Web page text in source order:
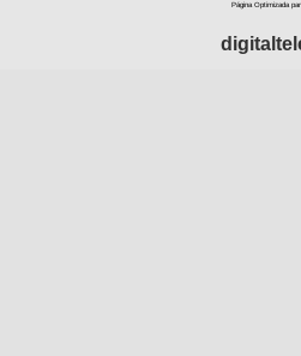
Página Optimizada